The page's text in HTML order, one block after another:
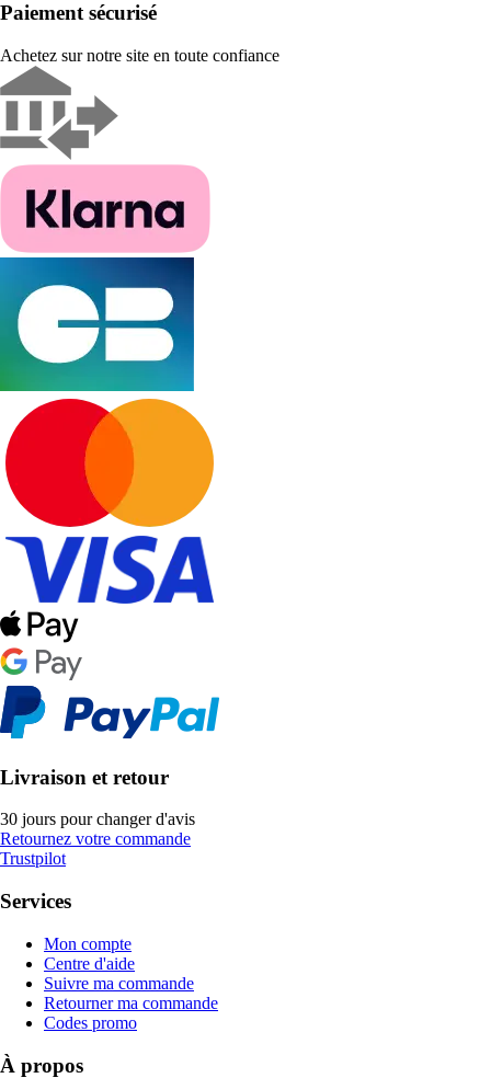
Paiement sécurisé
Achetez sur notre site en toute confiance
Livraison et retour
30 jours pour changer d'avis
Retournez votre commande
Trustpilot
Services
Mon compte
Centre d'aide
Suivre ma commande
Retourner ma commande
Codes promo
À propos